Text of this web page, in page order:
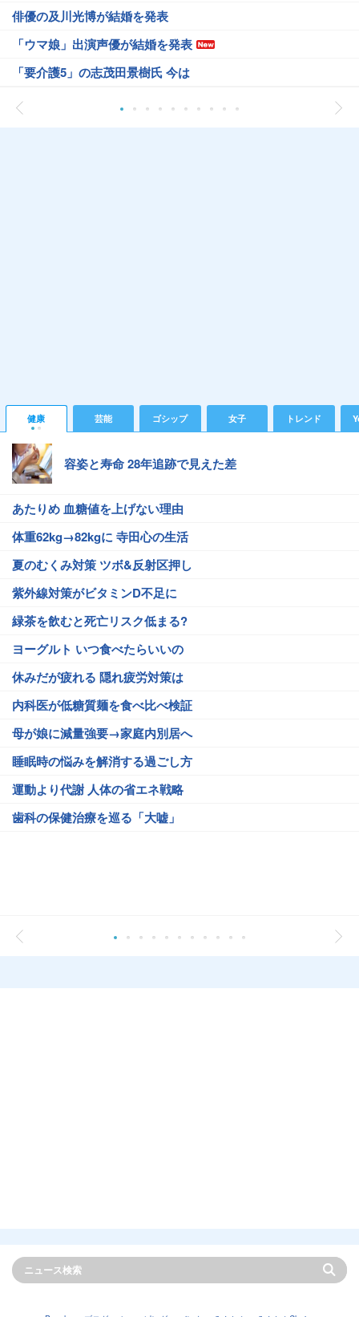
俳優の及川光博が結婚を発表
「ウマ娘」出演声優が結婚を発表
「要介護5」の志茂田景樹氏 今は
健康 芸能 ゴシップ 女子 トレンド
容姿と寿命 28年追跡で見えた差
あたりめ 血糖値を上げない理由
体重62kg→82kgに 寺田心の生活
夏のむくみ対策 ツボ&反射区押し
紫外線対策がビタミンD不足に
緑茶を飲むと死亡リスク低まる?
ヨーグルト いつ食べたらいいの
休みだが疲れる 隠れ疲労対策は
内科医が低糖質麺を食べ比べ検証
母が娘に減量強要→家庭内別居へ
睡眠時の悩みを解消する過ごし方
運動より代謝 人体の省エネ戦略
歯科の保健治療を巡る「大嘘」